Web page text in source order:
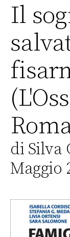
Il
di Silva
Maggio